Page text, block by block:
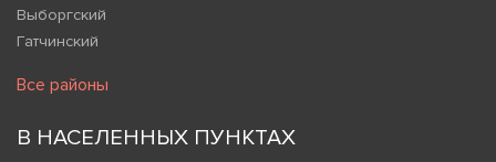
Выборгский
Гатчинский
Все районы
В НАСЕЛЕННЫХ ПУНКТАХ